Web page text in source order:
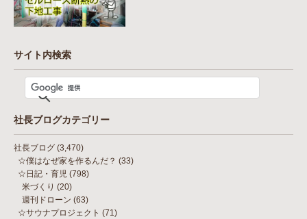
サイト内検索
社長ブログカテゴリー
社長ブログ (3,470)
☆僕はなぜ家を作るんだ？ (33)
☆日記・育児 (798)
米づくり (20)
週刊ドローン (63)
☆サウナプロジェクト (71)